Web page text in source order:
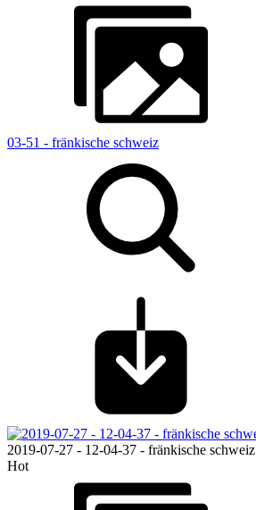
03-51 - fränkische schweiz
2019-07-27 - 12-04-37 - fränkische schweiz
Hot